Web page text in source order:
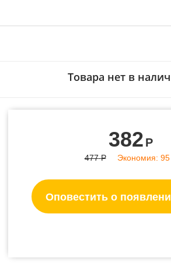
Товара нет в
382 Р
477 Р Экономия: 95
Оповестить о